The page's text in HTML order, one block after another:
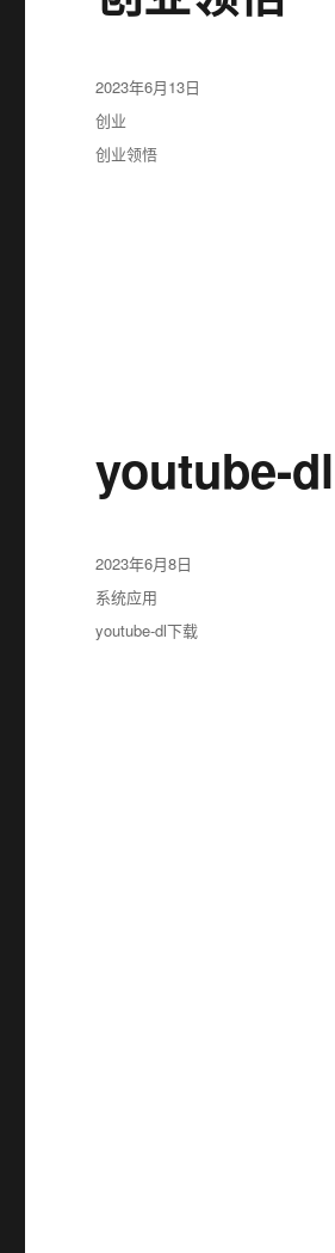
发
布
于
2023年6月13日
分
类
创业
标
创业领悟
youtube-
发
布
于
2023年6月8日
分
系统应用
标
youtube-dl下载